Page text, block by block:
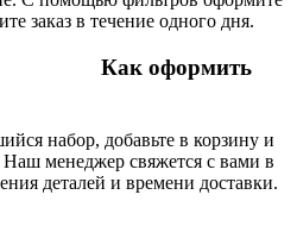
заказ в течение одного дня.
набор, добавьте в корзину и
Наш менеджер свяжется с вами в
деталей и времени доставки.